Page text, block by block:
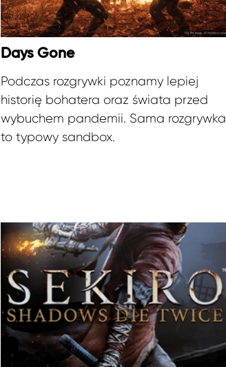
Days Gone
Podczas rozgrywki poznamy lepiej
historię bohatera oraz świata przed
wybuchem pandemii. Sama rozgrywka
to typowy sandbox.